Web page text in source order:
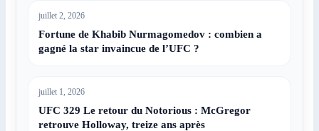
juillet 2, 2026
Fortune de Khabib Nurmagomedov : combien a
gagné la star invaincue de l’UFC ?
juillet 1, 2026
UFC 329 Le retour du Notorious : McGregor
retrouve Holloway, treize ans après